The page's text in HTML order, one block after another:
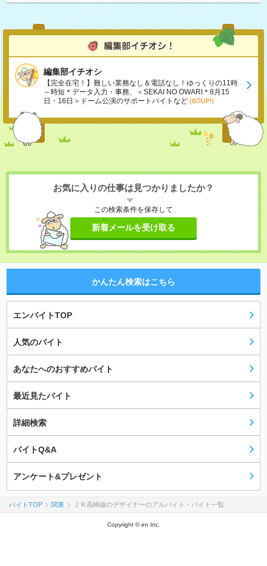
編集部イチオシ
【完全在宅！】難しい業務なし＆電話なし！ゆっくりの11時
～時短＊データ入力・事務、＜SEKAI NO OWARI＊8月15
日・16日＞ドーム公演のサポートバイトなど (8/7UP!)
お気に入りの仕事は見つかりましたか？
この検索条件を保存して
新着メールを受け取る
かんたん検索はこちら
エンバイトTOP
人気のバイト
あなたへのおすすめバイト
最近見たバイト
詳細検索
バイトQ&A
アンケート&プレゼント
バイトTOP 関東 ＪＲ高崎線のデザイナーのアルバイト・バイト一覧
Copyright © en Inc.